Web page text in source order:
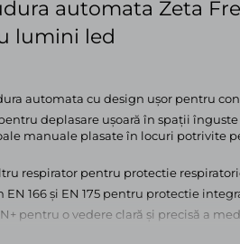
automata Zeta
lumini led
automata cu design ușor pentru
deplasare ușoară în spații înguste
manuale plasate în locuri potrivite
respirator pentru protectie
166 și EN 175 pentru protectie
pentru o vedere clară și precisă a
închidere de înaltă calitate (2,5 DIN) al